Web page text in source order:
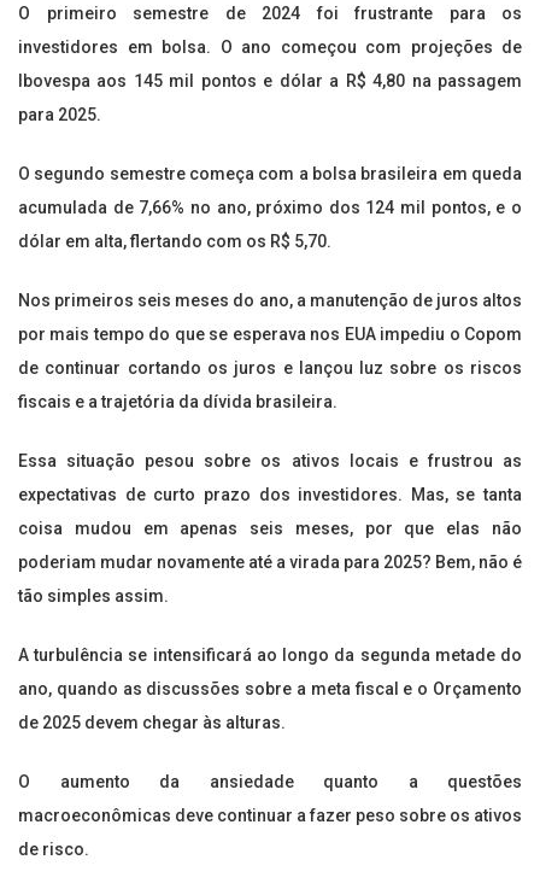
O primeiro semestre de 2024 foi frustrante para os
investidores em bolsa. O ano começou com projeções de
Ibovespa aos 145 mil pontos e dólar a R$ 4,80 na passagem
para 2025.
O segundo semestre começa com a bolsa brasileira em queda
acumulada de 7,66% no ano, próximo dos 124 mil pontos, e o
dólar em alta, flertando com os R$ 5,70.
Nos primeiros seis meses do ano, a manutenção de juros altos
por mais tempo do que se esperava nos EUA impediu o Copom
de continuar cortando os juros e lançou luz sobre os riscos
fiscais e a trajetória da dívida brasileira.
Essa situação pesou sobre os ativos locais e frustrou as
expectativas de curto prazo dos investidores. Mas, se tanta
coisa mudou em apenas seis meses, por que elas não
poderiam mudar novamente até a virada para 2025? Bem, não é
tão simples assim.
A turbulência se intensificará ao longo da segunda metade do
ano, quando as discussões sobre a meta fiscal e o Orçamento
de 2025 devem chegar às alturas.
O aumento da ansiedade quanto a questões
macroeconômicas deve continuar a fazer peso sobre os ativos
de risco.